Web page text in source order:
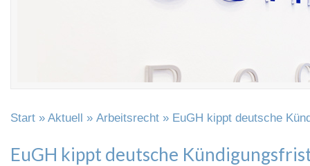
Start » Aktuell » Arbeitsrecht » EuGH kippt deutsche
EuGH kippt deutsche